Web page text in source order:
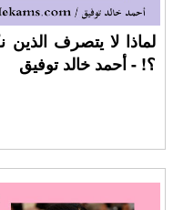
لماذا لا يتصرف
؟! - أحمد خالد توفيق